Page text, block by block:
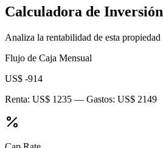
Calculadora de Inversión
Analiza la rentabilidad de esta propiedad
Flujo de Caja Mensual
US$ -914
Renta: US$ 1235 — Gastos: US$ 2149